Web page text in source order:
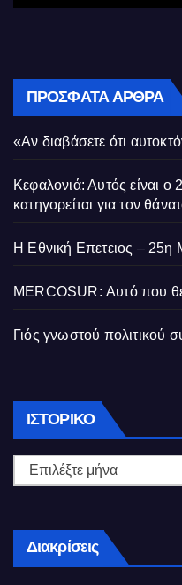
ΠΡΌΣΦΑΤΑ ΆΡΘΡΑ
«Αν διαβάσετε ότι
Κεφαλονιά: Αυτός είναι
κατηγορείται για τον
Η Εθνική Επετειος – 25η
MERCOSUR: Αυτό που
Γιός γνωστού πολιτικού
ΙΣΤΟΡΙΚΌ Ιστορικό
Διακρίσεις